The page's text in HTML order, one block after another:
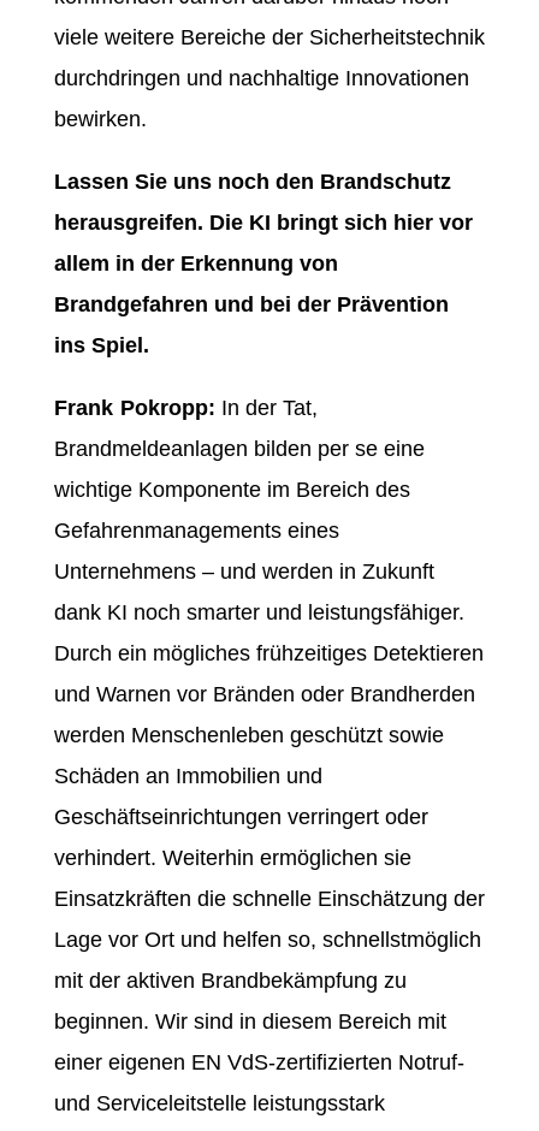
viele weitere Bereiche der Sicherheitstechnik
durchdringen und nachhaltige Innovationen
bewirken.
Lassen Sie uns noch den Brandschutz
herausgreifen. Die KI bringt sich hier vor
allem in der Erkennung von
Brandgefahren und bei der Prävention
ins Spiel.
Frank Pokropp: In der Tat,
Brandmeldeanlagen bilden per se eine
wichtige Komponente im Bereich des
Gefahrenmanagements eines
Unternehmens – und werden in Zukunft
dank KI noch smarter und leistungsfähiger.
Durch ein mögliches frühzeitiges Detektieren
und Warnen vor Bränden oder Brandherden
werden Menschenleben geschützt sowie
Schäden an Immobilien und
Geschäftseinrichtungen verringert oder
verhindert. Weiterhin ermöglichen sie
Einsatzkräften die schnelle Einschätzung der
Lage vor Ort und helfen so, schnellstmöglich
mit der aktiven Brandbekämpfung zu
beginnen. Wir sind in diesem Bereich mit
einer eigenen EN VdS-zertifizierten Notruf-
und Serviceleitstelle leistungsstark